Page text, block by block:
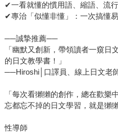
✔一看就懂的慣用語、縮語、流行
✔專治「似懂非懂」：一次搞懂
──誠摯推薦──
「幽默又創新，帶領讀者一窺日
的日文教學書！」
──Hiroshi│口譯員、線上日文老
「每次看獺獺的創作，總在歡樂
忘都忘不掉的日文學習
──米薩
性導師